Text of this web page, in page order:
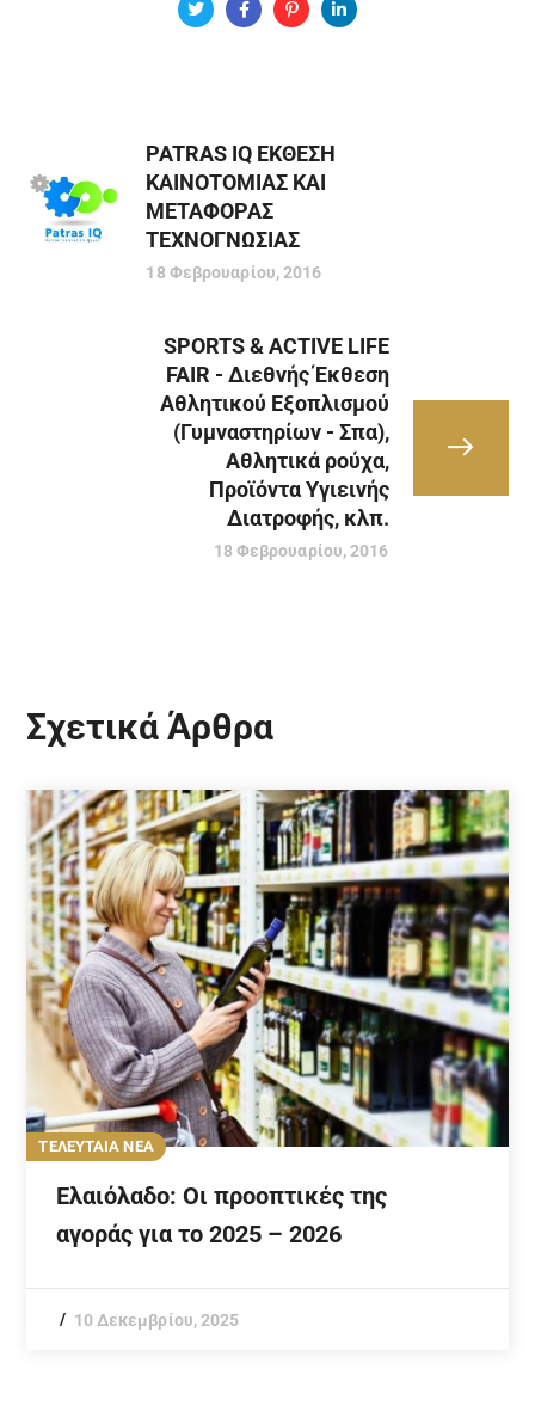
PATRAS IQ ΕΚΘΕΣΗ
ΚΑΙΝΟΤΟΜΙΑΣ ΚΑΙ
ΜΕΤΑΦΟΡΑΣ
ΤΕΧΝΟΓΝΩΣΙΑΣ
18 Φεβρουαρίου, 2016
SPORTS & ACTIVE LIFE
FAIR - Διεθνής Έκθεση
Αθλητικού Εξοπλισμού
(Γυμναστηρίων - Σπα),
Αθλητικά ρούχα,
Προϊόντα Υγιεινής
Διατροφής, κλπ.
18 Φεβρουαρίου, 2016
Σχετικά Άρθρα
ΤΕΛΕΥΤΑΙΑ ΝΕΑ
Ελαιόλαδο: Οι προοπτικές της
αγοράς για το 2025 – 2026
10 Δεκεμβρίου, 2025